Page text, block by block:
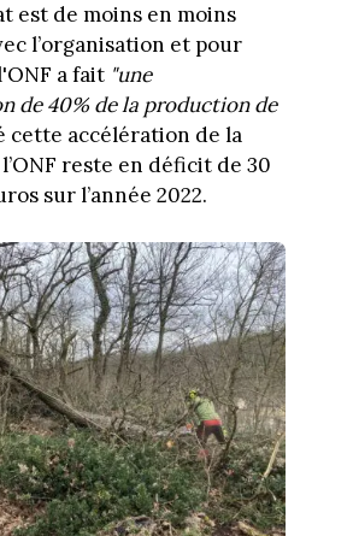
est de moins en moins
l’organisation et pour
a fait "une
de 40% de la production de
cette accélération de la
reste en déficit de 30
sur l’année 2022.